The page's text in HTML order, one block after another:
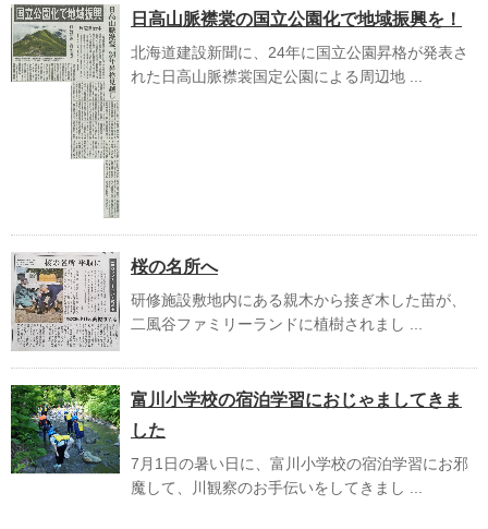
日高山脈襟裳の国立公園化で地域振興を！
北海道建設新聞に、24年に国立公園昇格が発表さ
れた日高山脈襟裳国定公園による周辺地 ...
桜の名所へ
研修施設敷地内にある親木から接ぎ木した苗が、
二風谷ファミリーランドに植樹されまし ...
富川小学校の宿泊学習におじゃましてきま
した
7月1日の暑い日に、富川小学校の宿泊学習にお邪
魔して、川観察のお手伝いをしてきまし ...